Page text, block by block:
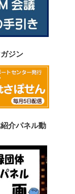
ジン
介パネル動